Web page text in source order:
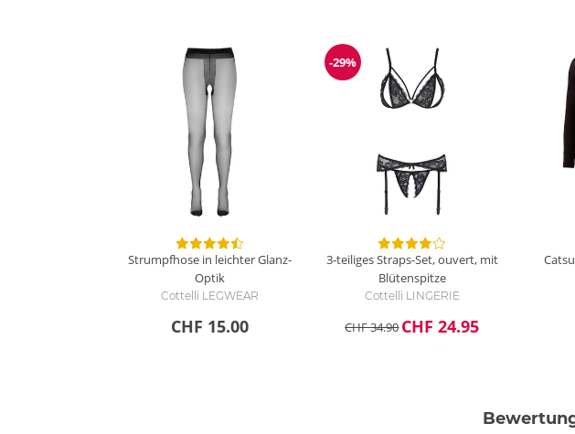
Strumpfhose in leichter Glanz-
Optik
Cottelli LEGWEAR
CHF 15.00
Reduzierung
-29%
3-teiliges Straps-Set, ouvert, mit
Blütenspitze
Cottelli LINGERIE
CHF 34.90 CHF 24.95